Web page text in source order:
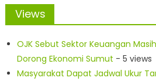
Views
OJK Sebut Sektor Keuangan
Dorong Ekonomi Sumut - 5 views
Masyarakat Dapat Jadwal Ukur